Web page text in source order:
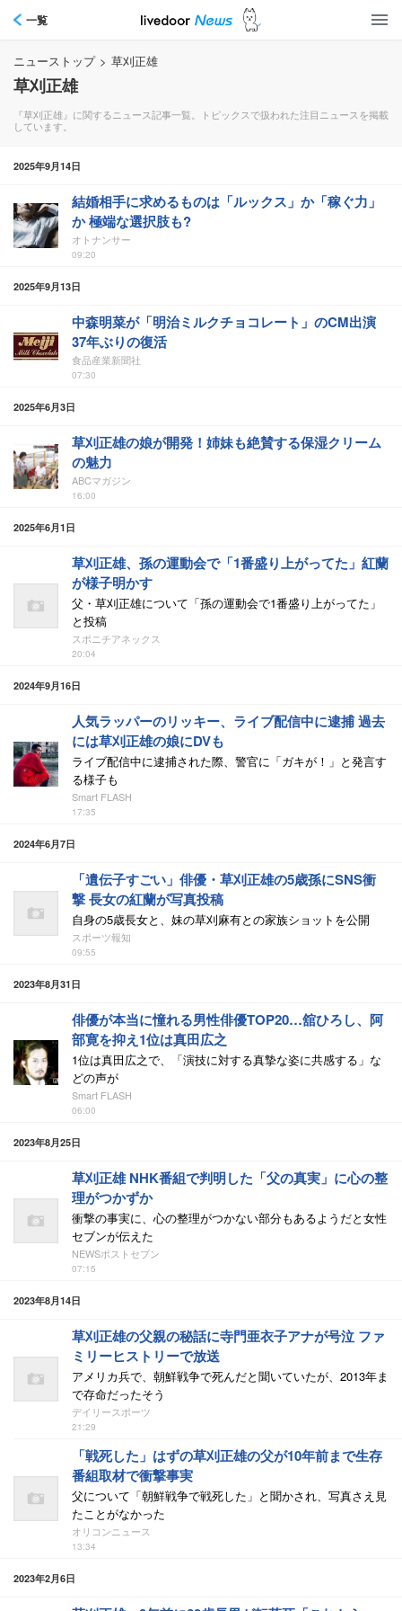
一覧
ニューストップ > 草刈正雄
草刈正雄
『草刈正雄』に関するニュース記事一覧。トピックスで扱われた注目ニュースを掲載
しています。
2025年9月14日
結婚相手に求めるものは「ルックス」か「稼ぐ力」
か 極端な選択肢も?
オトナンサー
09:20
2025年9月13日
中森明菜が「明治ミルクチョコレート」のCM出演
37年ぶりの復活
食品産業新聞社
07:30
2025年6月3日
草刈正雄の娘が開発！姉妹も絶賛する保湿クリーム
の魅力
ABCマガジン
16:00
2025年6月1日
草刈正雄、孫の運動会で「1番盛り上がってた」紅蘭
が様子明かす
父・草刈正雄について「孫の運動会で1番盛り上がってた」
と投稿
スポニチアネックス
20:04
2024年9月16日
人気ラッパーのリッキー、ライブ配信中に逮捕 過去
には草刈正雄の娘にDVも
ライブ配信中に逮捕された際、警官に「ガキが！」と発言す
る様子も
Smart FLASH
17:35
2024年6月7日
「遺伝子すごい」俳優・草刈正雄の5歳孫にSNS衝
撃 長女の紅蘭が写真投稿
自身の5歳長女と、妹の草刈麻有との家族ショットを公開
スポーツ報知
09:55
2023年8月31日
俳優が本当に憧れる男性俳優TOP20…舘ひろし、阿
部寛を抑え1位は真田広之
1位は真田広之で、「演技に対する真摯な姿に共感する」な
どの声が
Smart FLASH
06:00
2023年8月25日
草刈正雄 NHK番組で判明した「父の真実」に心の整
理がつかずか
衝撃の事実に、心の整理がつかない部分もあるようだと女性
セブンが伝えた
NEWSポストセブン
07:15
2023年8月14日
草刈正雄の父親の秘話に寺門亜衣子アナが号泣 ファ
ミリーヒストリーで放送
アメリカ兵で、朝鮮戦争で死んだと聞いていたが、2013年ま
で存命だったそう
デイリースポーツ
21:29
「戦死した」はずの草刈正雄の父が10年前まで生存
番組取材で衝撃事実
父について「朝鮮戦争で戦死した」と聞かされ、写真さえ見
たことがなかった
オリコンニュース
13:34
2023年2月6日